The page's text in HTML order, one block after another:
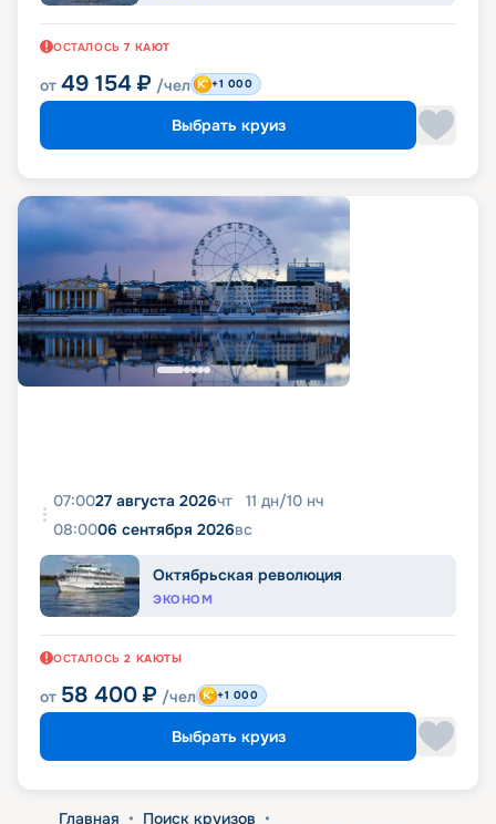
ОСТАЛОСЬ 7 КАЮТ
от 49 154 ₽ /чел +1 000
Выбрать круиз
07:0027 августа 2026чт 11 дн/10 нч
08:0006 сентября 2026вс
Октябрьская революция
ЭКОНОМ
ОСТАЛОСЬ 2 КАЮТЫ
от 58 400 ₽ /чел +1 000
Выбрать круиз
Главная • Поиск круизов •